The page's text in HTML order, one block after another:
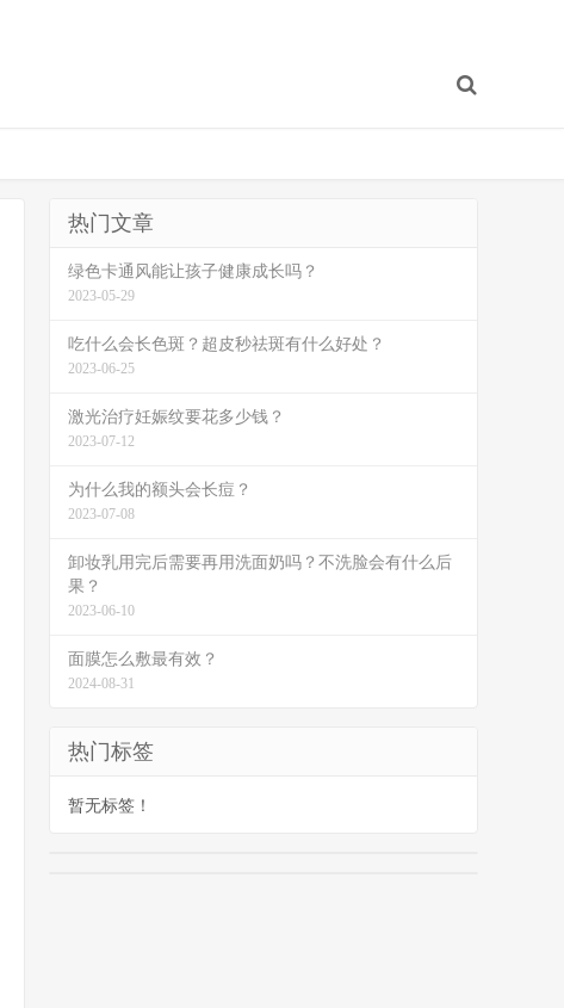
热门文章
绿色卡通风能让孩子健康成长吗？
2023-05-29
吃什么会长色斑？超皮秒祛斑有什么好处？
2023-06-25
激光治疗妊娠纹要花多少钱？
2023-07-12
为什么我的额头会长痘？
2023-07-08
卸妆乳用完后需要再用洗面奶吗？不洗脸会有什么后
果？
2023-06-10
面膜怎么敷最有效？
2024-08-31
热门标签
暂无标签！